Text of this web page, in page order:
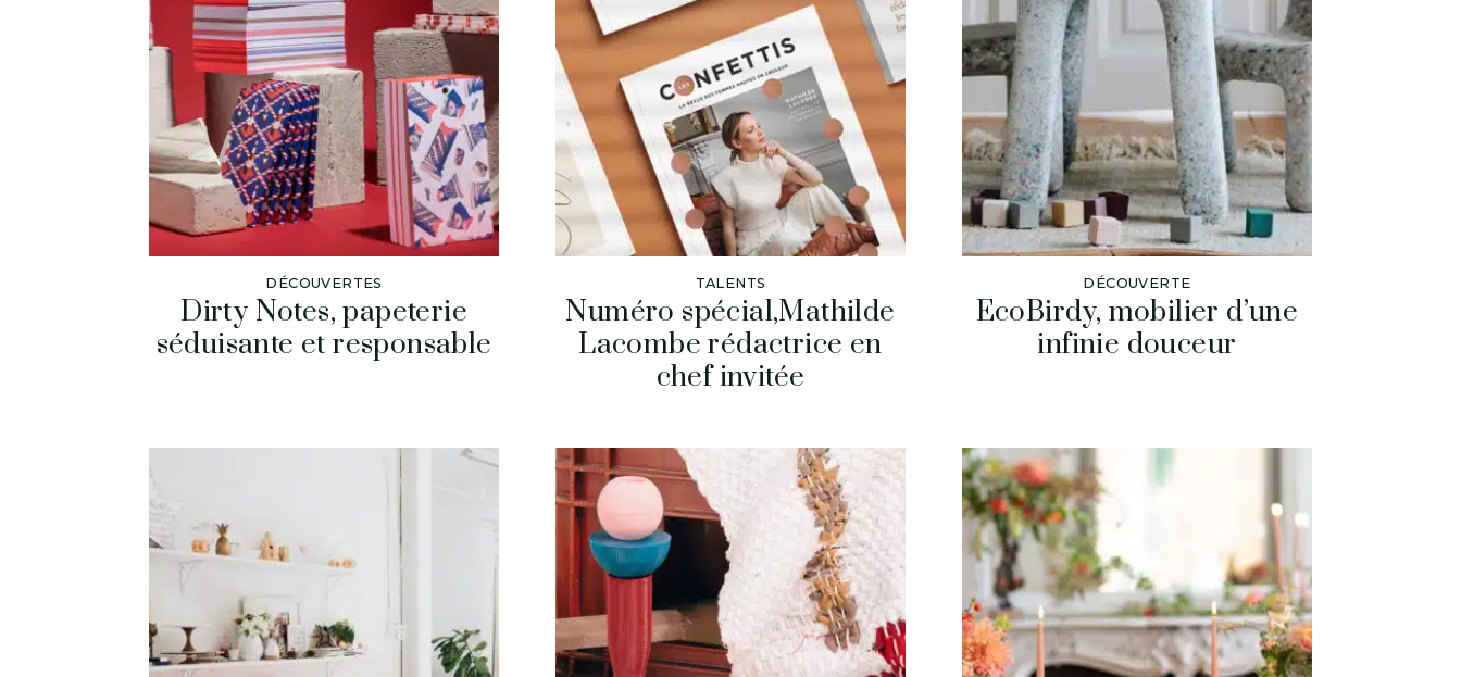
DÉCOUVERTES
Dirty Notes, papeterie
séduisante et responsable
TALENTS
Numéro spécial,Mathilde
Lacombe rédactrice en
chef invitée
DÉCOUVERTE
EcoBirdy, mobilier d’une
infinie douceur